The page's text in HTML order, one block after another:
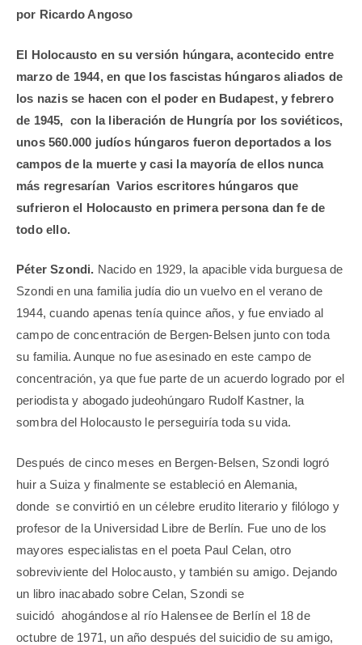
por Ricardo Angoso
El Holocausto en su versión húngara, acontecido entre
marzo de 1944, en que los fascistas húngaros aliados de
los nazis se hacen con el poder en Budapest, y febrero
de 1945, con la liberación de Hungría por los soviéticos,
unos 560.000 judíos húngaros fueron deportados a los
campos de la muerte y casi la mayoría de ellos nunca
más regresarían Varios escritores húngaros que
sufrieron el Holocausto en primera persona dan fe de
todo ello.
Péter Szondi. Nacido en 1929, la apacible vida burguesa de
Szondi en una familia judía dio un vuelvo en el verano de
1944, cuando apenas tenía quince años, y fue enviado al
campo de concentración de Bergen-Belsen junto con toda
su familia. Aunque no fue asesinado en este campo de
concentración, ya que fue parte de un acuerdo logrado por el
periodista y abogado judeohúngaro Rudolf Kastner, la
sombra del Holocausto le perseguiría toda su vida.
Después de cinco meses en Bergen-Belsen, Szondi logró
huir a Suiza y finalmente se estableció en Alemania,
donde se convirtió en un célebre erudito literario y filólogo y
profesor de la Universidad Libre de Berlín. Fue uno de los
mayores especialistas en el poeta Paul Celan, otro
sobreviviente del Holocausto, y también su amigo. Dejando
un libro inacabado sobre Celan, Szondi se
suicidó ahogándose al río Halensee de Berlín el 18 de
octubre de 1971, un año después del suicidio de su amigo,